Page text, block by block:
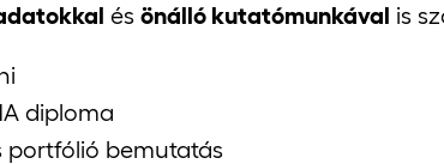
és önálló kutatómunkával is
diploma
portfólió bemutatás